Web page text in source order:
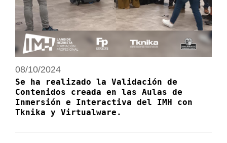
08/10/2024
Se ha realizado la Validación de
Contenidos creada en las Aulas de
Inmersión e Interactiva del IMH con
Tknika y Virtualware.